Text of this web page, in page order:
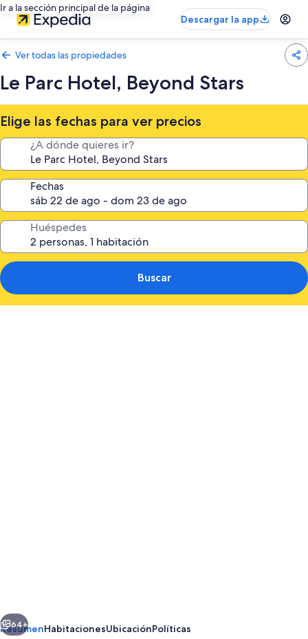
Ir a la sección principal de la página
Descargar la app
Ver todas las propiedades
Le Parc Hotel, Beyond Stars
Elige las fechas para ver precios
¿A dónde quieres ir?
Fechas
Huéspedes
Buscar
Stars
Siguiente
64+
ResumenHabitacionesUbicaciónPolíticas